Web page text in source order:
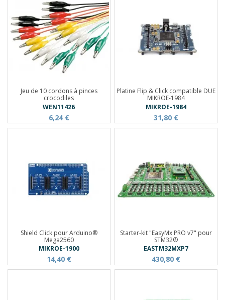
Jeu de 10 cordons à pinces
crocodiles
WEN11426
6,24 €
Platine Flip & Click compatible DUE
MIKROE-1984
MIKROE-1984
31,80 €
Shield Click pour Arduino®
Mega2560
MIKROE-1900
14,40 €
Starter-kit "EasyMx PRO v7" pour
STM32®
EASTM32MXP7
430,80 €